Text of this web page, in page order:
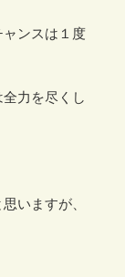
ンスは１度
力を尽くし
いますが、